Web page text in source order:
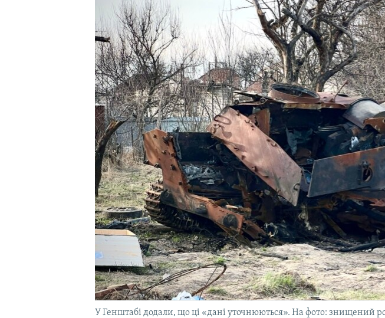
УКРАЇНСЬКА ПРОБЛЕМА КРИМУ
У Генштабі додали, що ці «дані уточнюються». На фото: знищений